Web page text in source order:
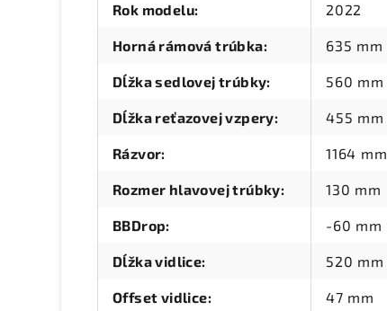
Rok modelu: 2022
Horná rámová trúbka: 635 mm
Dĺžka sedlovej trúbky: 560 mm
Dĺžka reťazovej vzpery: 455 mm
Rázvor: 1164 mm
Rozmer hlavovej trúbky: 130 mm
BBDrop: -60 mm
Dĺžka vidlice: 520 mm
Offset vidlice: 47 mm